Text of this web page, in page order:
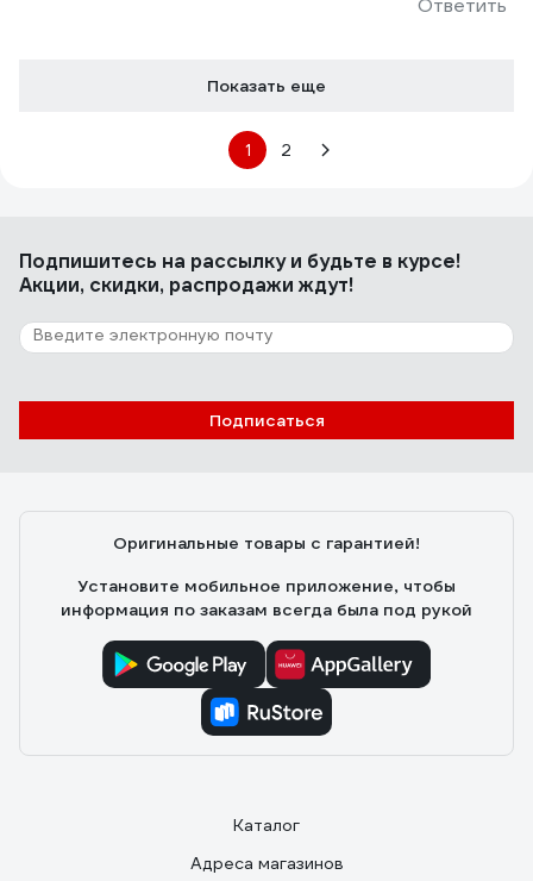
Ответить
Показать еще
1 2
Подпишитесь на рассылкуи будьте в курсе!
Акции, скидки, распродажи ждут!
Подписаться
Оригинальные товары с гарантией!
Установите мобильное приложение, чтобы
информация по заказам всегда была под рукой
Каталог
Адреса магазинов